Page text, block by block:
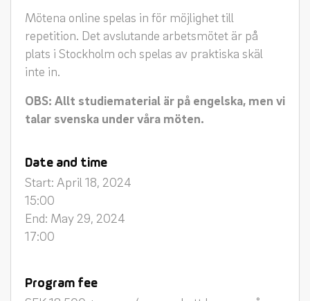
Mötena online spelas in för möjlighet till
repetition. Det avslutande arbetsmötet är på
plats i Stockholm och spelas av praktiska skäl
inte in.
OBS: Allt studiematerial är på engelska, men vi
talar svenska under våra möten.
Date and time
Start: April 18, 2024
15:00
End: May 29, 2024
17:00
Program fee